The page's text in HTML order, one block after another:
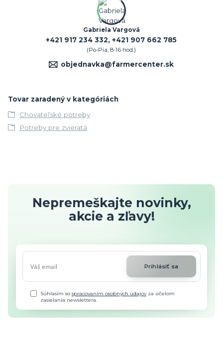
Gabriela Vargová
+421 917 234 332, +421 907 662 785
(Po-Pia, 8-16 hod.)
objednavka@farmercenter.sk
Tovar zaradený v kategóriách
Chovateľské potreby
Potreby pre zvieratá
Nepremeškajte novinky,
akcie a zľavy!
Prihlásiť sa
Súhlasím sospracovaním osobných údajovza účelom
zasielania newslettera.